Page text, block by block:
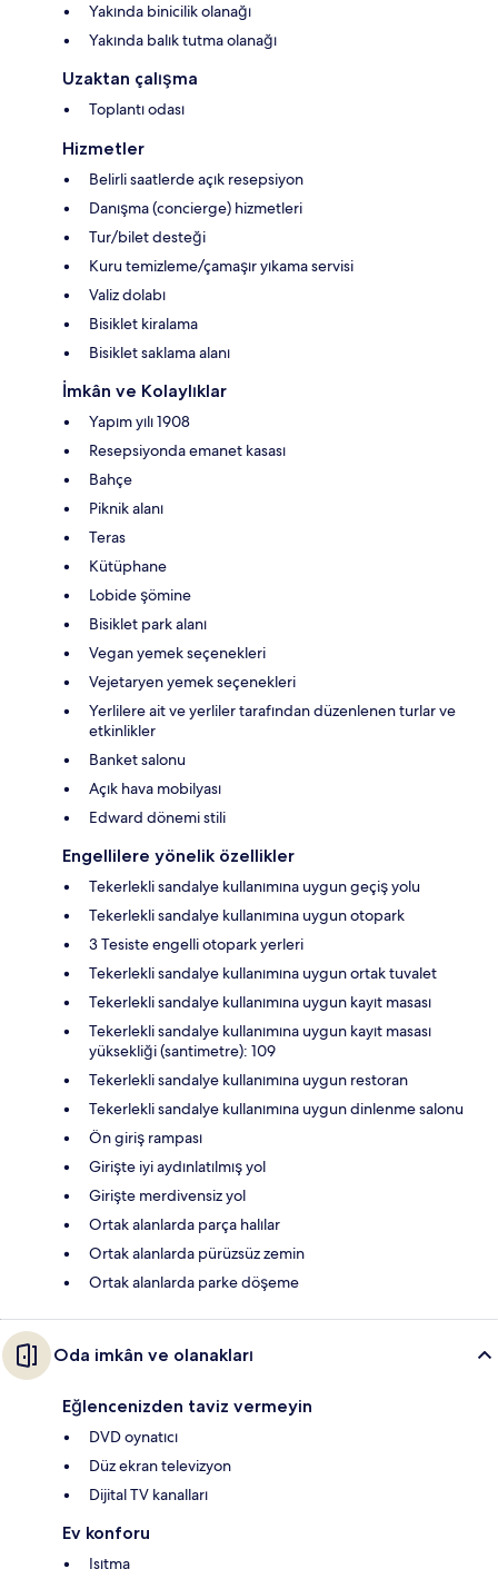
Yakında binicilik olanağı
Yakında balık tutma olanağı
Uzaktan çalışma
Toplantı odası
Hizmetler
Belirli saatlerde açık resepsiyon
Danışma (concierge) hizmetleri
Tur/bilet desteği
Kuru temizleme/çamaşır yıkama servisi
Valiz dolabı
Bisiklet kiralama
Bisiklet saklama alanı
İmkân ve Kolaylıklar
Yapım yılı 1908
Resepsiyonda emanet kasası
Bahçe
Piknik alanı
Teras
Kütüphane
Lobide şömine
Bisiklet park alanı
Vegan yemek seçenekleri
Vejetaryen yemek seçenekleri
Yerlilere ait ve yerliler tarafından düzenlenen turlar ve
etkinlikler
Banket salonu
Açık hava mobilyası
Edward dönemi stili
Engellilere yönelik özellikler
Tekerlekli sandalye kullanımına uygun geçiş yolu
Tekerlekli sandalye kullanımına uygun otopark
3 Tesiste engelli otopark yerleri
Tekerlekli sandalye kullanımına uygun ortak tuvalet
Tekerlekli sandalye kullanımına uygun kayıt masası
Tekerlekli sandalye kullanımına uygun kayıt masası
yüksekliği (santimetre): 109
Tekerlekli sandalye kullanımına uygun restoran
Tekerlekli sandalye kullanımına uygun dinlenme salonu
Ön giriş rampası
Girişte iyi aydınlatılmış yol
Girişte merdivensiz yol
Ortak alanlarda parça halılar
Ortak alanlarda pürüzsüz zemin
Ortak alanlarda parke döşeme
Oda imkân ve olanakları
Eğlencenizden taviz vermeyin
DVD oynatıcı
Düz ekran televizyon
Dijital TV kanalları
Ev konforu
Isıtma